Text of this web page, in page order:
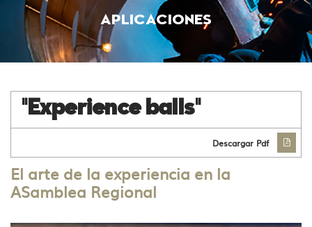
APLICACIONES
"Experience balls"
Descargar Pdf
El arte de la experiencia en la
ASamblea Regional